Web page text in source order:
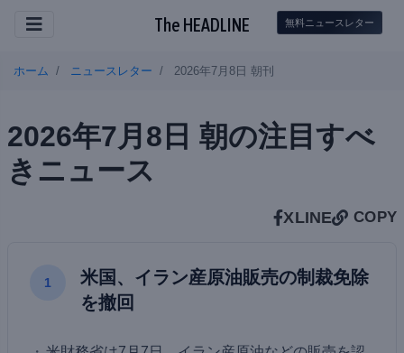
The HEADLINE 無料ニュースレター
ホーム ニュースレター 2026年7月8日 朝刊
2026年7月8日 朝の注目すべ
きニュース
XLINE COPY
1
米国、イラン産原油販売の制裁免除
を撤回